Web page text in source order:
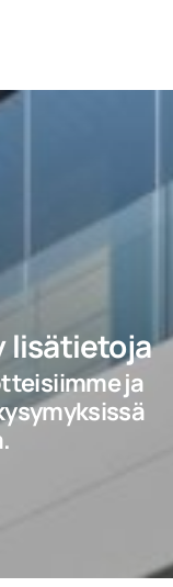
lisätietoja
ja